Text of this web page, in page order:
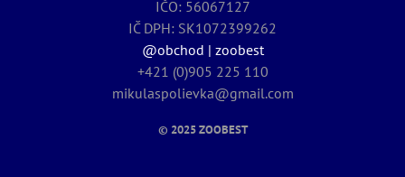
IČO: 56067127
IČ DPH: SK1072399262
@obchod | zoobest
+421 (0)905 225 110
mikulaspolievka@gmail.com
© 2025ZOOBEST